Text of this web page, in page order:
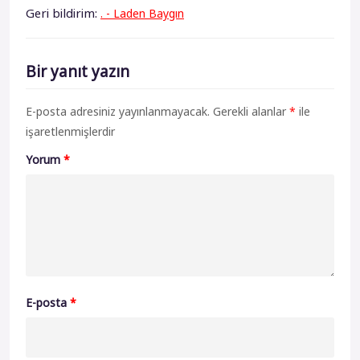
Geri bildirim: . - Laden Baygın
Bir yanıt yazın
E-posta adresiniz yayınlanmayacak. Gerekli alanlar * ile
işaretlenmişlerdir
Yorum *
E-posta *